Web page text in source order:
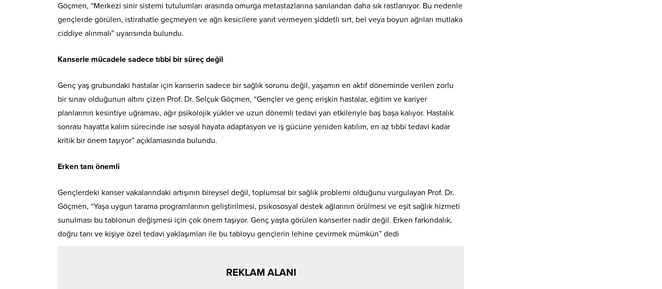
Göçmen, “Merkezi sinir sistemi tutulumları arasında omurga metastazlarına sanılandan daha sık rastlanıyor. Bu nedenle
gençlerde görülen, istirahatle geçmeyen ve ağrı kesicilere yanıt vermeyen şiddetli sırt, bel veya boyun ağrıları mutlaka
ciddiye alınmalı” uyarısında bulundu.
Kanserle mücadele sadece tıbbi bir süreç değil
Genç yaş grubundaki hastalar için kanserin sadece bir sağlık sorunu değil, yaşamın en aktif döneminde verilen zorlu
bir sınav olduğunun altını çizen Prof. Dr. Selçuk Göçmen, “Gençler ve genç erişkin hastalar, eğitim ve kariyer
planlarının kesintiye uğraması, ağır psikolojik yükler ve uzun dönemli tedavi yan etkileriyle baş başa kalıyor. Hastalık
sonrası hayatta kalım sürecinde ise sosyal hayata adaptasyon ve iş gücüne yeniden katılım, en az tıbbi tedavi kadar
kritik bir önem taşıyor” açıklamasında bulundu.
Erken tanı önemli
Gençlerdeki kanser vakalarındaki artışının bireysel değil, toplumsal bir sağlık problemi olduğunu vurgulayan Prof. Dr.
Göçmen, “Yaşa uygun tarama programlarının geliştirilmesi, psikososyal destek ağlarının örülmesi ve eşit sağlık hizmeti
sunulması bu tablonun değişmesi için çok önem taşıyor. Genç yaşta görülen kanserler nadir değil. Erken farkındalık,
doğru tanı ve kişiye özel tedavi yaklaşımları ile bu tabloyu gençlerin lehine çevirmek mümkün” dedi
REKLAM ALANI